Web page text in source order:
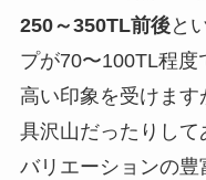
250～350TL前後と
プが70〜100TL程度
高い印象を受けます
具沢山だったりして
バリエーションの豊